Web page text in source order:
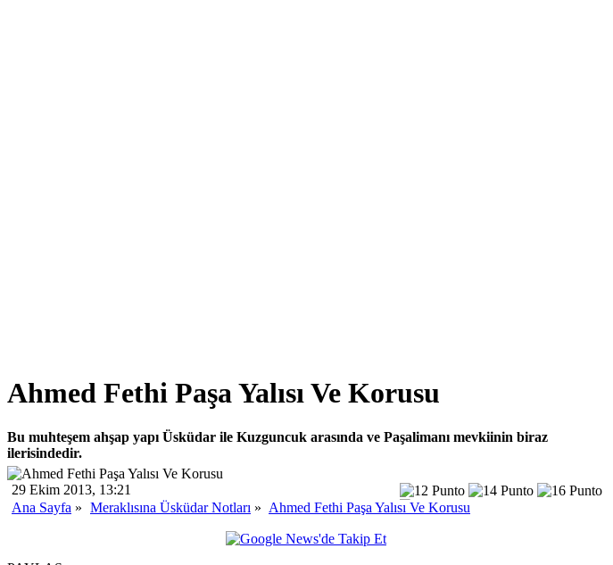
Ahmed Fethi Paşa Yalısı Ve Korusu
Bu muhteşem ahşap yapı Üsküdar ile Kuzguncuk arasında ve Paşalimanı mevkiinin biraz
ilerisindedir.
29 Ekim 2013, 13:21
Ana Sayfa » Meraklısına Üsküdar Notları » Ahmed Fethi Paşa Yalısı Ve Korusu